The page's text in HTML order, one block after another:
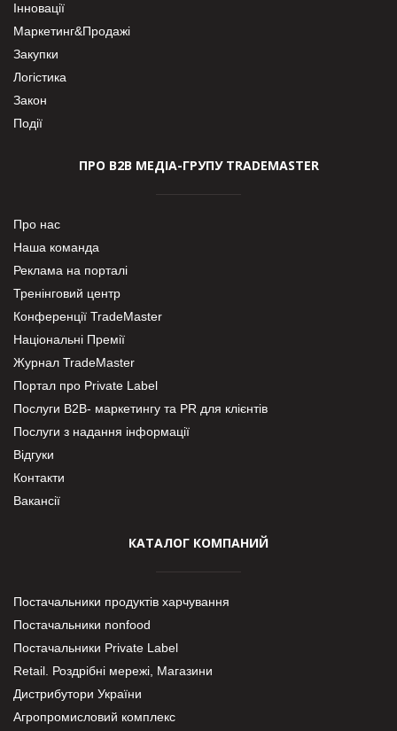
Інновації
Маркетинг&Продажі
Закупки
Логістика
Закон
Події
ПРО В2В МЕДІА-ГРУПУ TRADEMASTER
Про нас
Наша команда
Реклама на порталі
Тренінговий центр
Конференції TradeMaster
Національні Премії
Журнал TradeMaster
Портал про Private Label
Послуги В2В- маркетингу та PR для клієнтів
Послуги з надання інформації
Відгуки
Контакти
Вакансії
КАТАЛОГ КОМПАНИЙ
Постачальники продуктів харчування
Постачальники nonfood
Постачальники Private Label
Retail. Роздрібні мережі, Магазини
Дистрибутори України
Агропромисловий комплекс